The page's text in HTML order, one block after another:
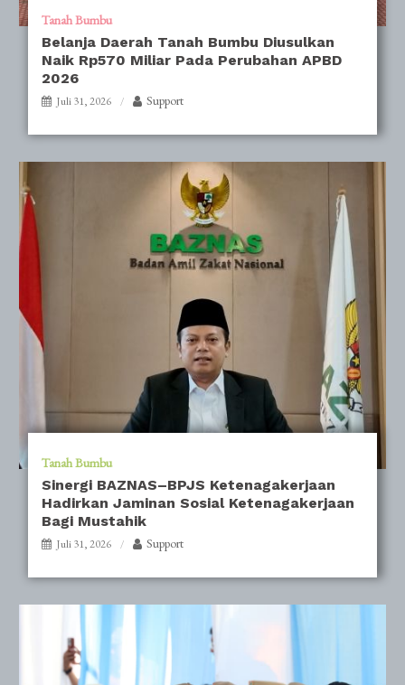
Tanah Bumbu
Belanja Daerah Tanah Bumbu Diusulkan
Naik Rp570 Miliar Pada Perubahan APBD
2026
Juli 31, 2026 Support
Tanah Bumbu
Sinergi BAZNAS–BPJS Ketenagakerjaan
Hadirkan Jaminan Sosial Ketenagakerjaan
Bagi Mustahik
Juli 31, 2026 Support